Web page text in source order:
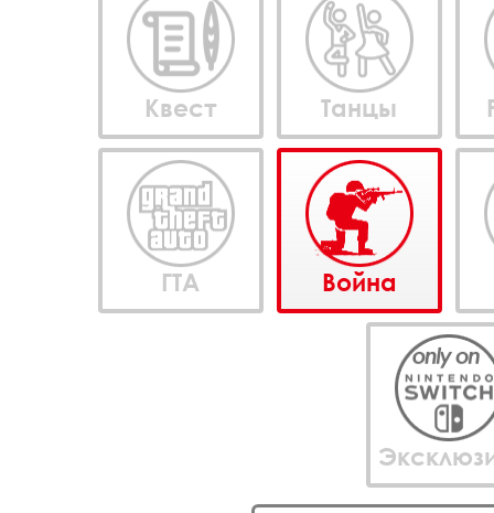
Квест Танцы
ГТА Война